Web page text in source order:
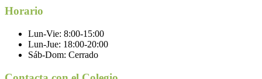
Horario
Lun-Vie: 8:00-15:00
Lun-Jue: 18:00-20:00
Sáb-Dom: Cerrado